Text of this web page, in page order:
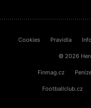
Cookies Pravidla
© 2026
Finmag.cz
Footballclub.cz